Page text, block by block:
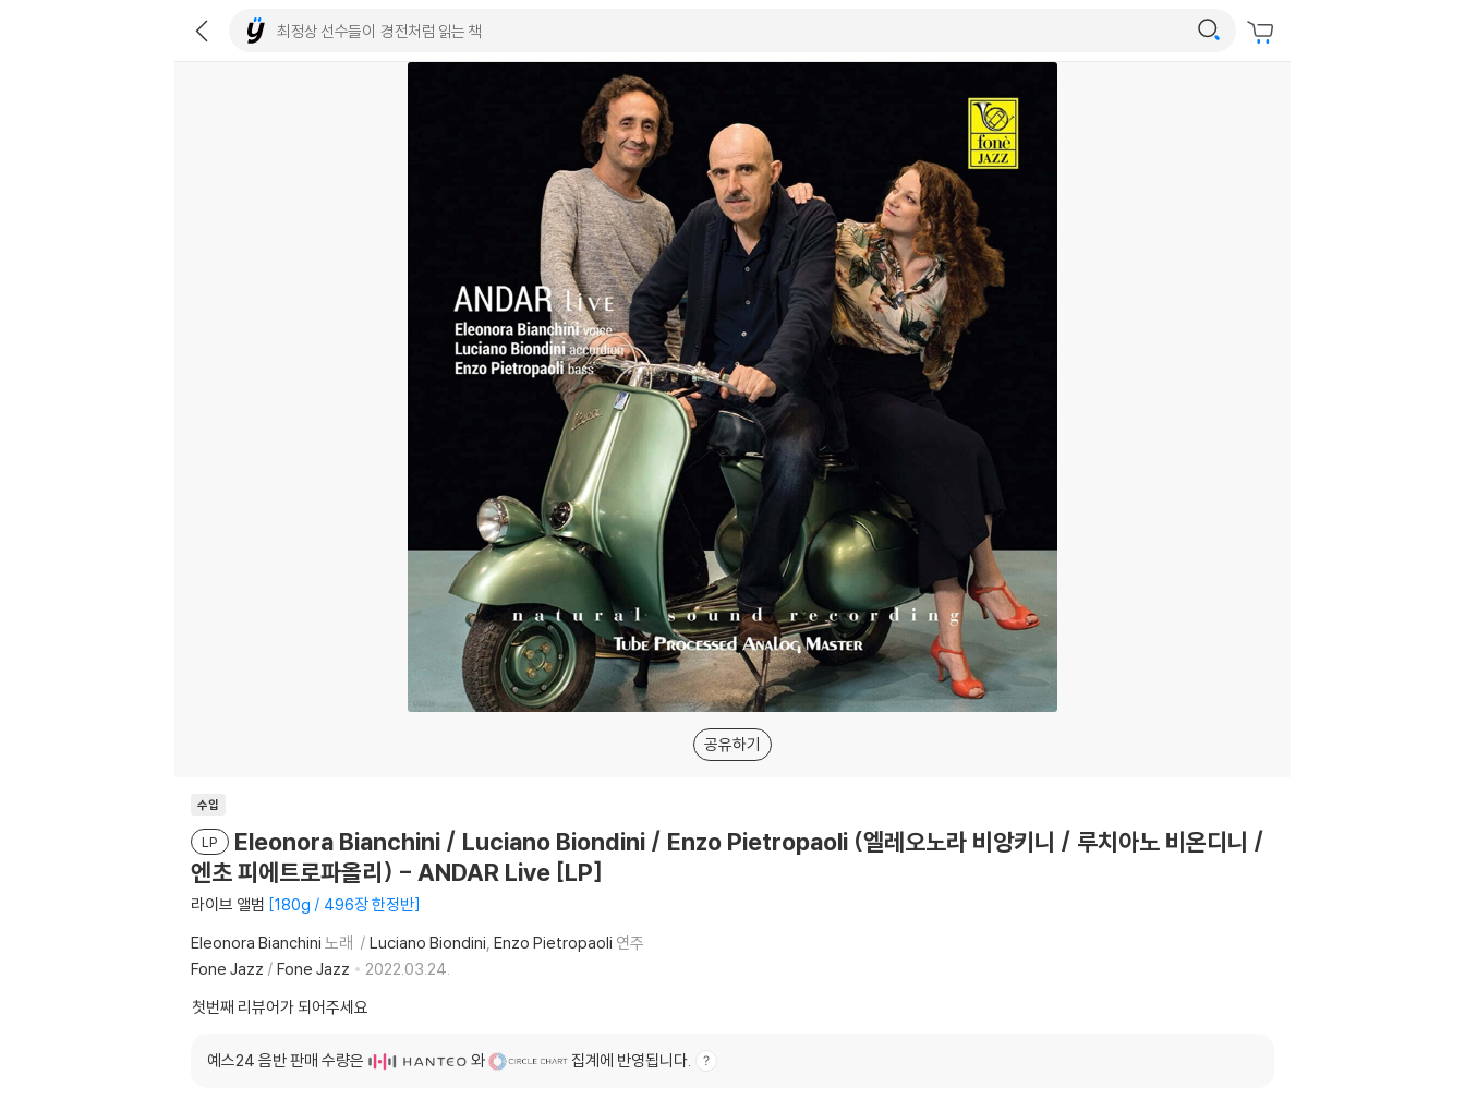
공유하기
수입
LP
Eleonora Bianchini / Luciano Biondini / Enzo Pietropaoli (엘레오노라 비앙키니 / 루치아노 비온디니 /
엔초 피에트로파올리) - ANDAR Live [LP]
라이브 앨범 180g / 496장 한정반
Eleonora Bianchini 노래 Luciano Biondini Enzo Pietropaoli 연주
Fone Jazz / Fone Jazz
2022.03.24.
첫번째 리뷰어가 되어주세요
예스24 음반 판매 수량은 와 집계에 반영됩니다.